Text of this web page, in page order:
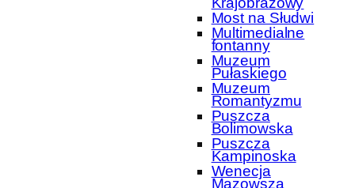
Most na Słudwi
Multimedialne
fontanny
Muzeum
Pułaskiego
Muzeum
Romantyzmu
Puszcza
Bolimowska
Puszcza
Kampinoska
Wenecja
Mazowsza